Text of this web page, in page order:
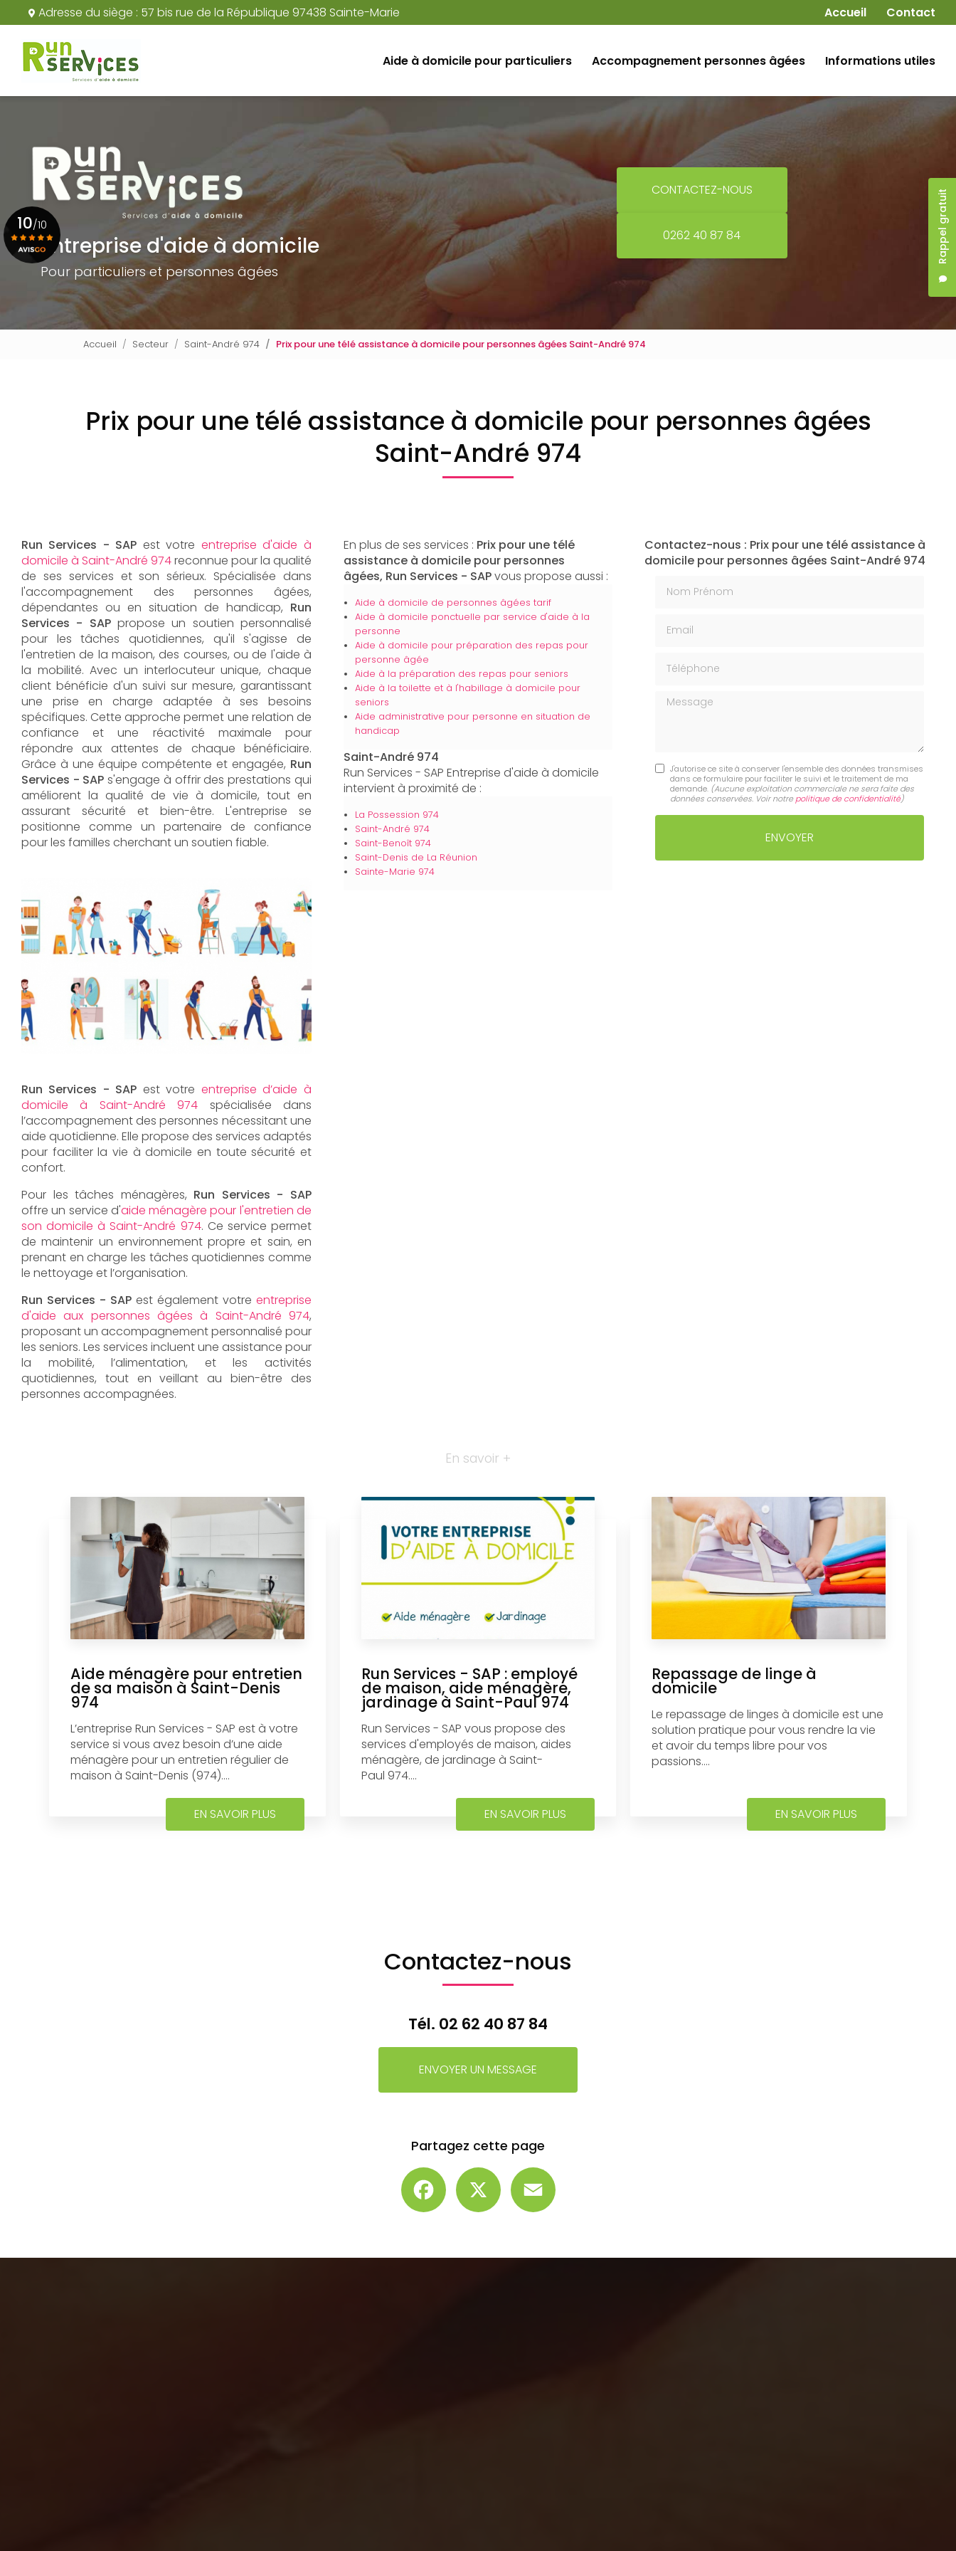
au
contenu
principal
Adresse du siège : 57 bis rue de la République 97438 Sainte-Marie Navigation secondaire
Accueil Contact
Rappel gratuit
Aide à domicile pour particuliers
Accompagnement personnes âgées Informations utiles
Entreprise d'aide à domicile
Pour particuliers et personnes âgées
CONTACTEZ-NOUS
0262 40 87 84
10/10
Voir le certificat
Accueil Secteur Saint-André 974 Prix pour une télé assistance à domicile pour personnes âgées Saint-André 974
Prix pour une télé assistance à domicile pour personnes âgées
Saint-André 974
Run Services - SAP est votre entreprise d'aide à
domicile à Saint-André 974reconnue pour la qualité
de ses services et son sérieux. Spécialisée dans
l'accompagnement des personnes âgées,
dépendantes ou en situation de handicap, Run
Services - SAP propose un soutien personnalisé
pour les tâches quotidiennes, qu'il s'agisse de
l'entretien de la maison, des courses, ou de l'aide à
la mobilité. Avec un interlocuteur unique, chaque
client bénéficie d'un suivi sur mesure, garantissant
une prise en charge adaptée à ses besoins
spécifiques. Cette approche permet une relation de
confiance et une réactivité maximale pour
répondre aux attentes de chaque bénéficiaire.
Grâce à une équipe compétente et engagée, Run
Services - SAPs'engage à offrir des prestations qui
améliorent la qualité de vie à domicile, tout en
assurant sécurité et bien-être. L'entreprise se
positionne comme un partenaire de confiance
pour les familles cherchant un soutien fiable.
Run Services - SAP est votre entreprise d’aide à
domicile à Saint-André 974 spécialisée dans
l’accompagnement des personnes nécessitant une
aide quotidienne. Elle propose des services adaptés
pour faciliter la vie à domicile en toute sécurité et
confort.
Pour les tâches ménagères, Run Services - SAP
offre un service d'aide ménagère pour l'entretien de
son domicile à Saint-André 974. Ce service permet
de maintenir un environnement propre et sain, en
prenant en charge les tâches quotidiennes comme
le nettoyage et l’organisation.
Run Services - SAP est également votre entreprise
d'aide aux personnes âgées à Saint-André 974,
proposant un accompagnement personnalisé pour
les seniors. Les services incluent une assistance pour
la mobilité, l’alimentation, et les activités
quotidiennes, tout en veillant au bien-être des
personnes accompagnées.
En plus de ses services : Prix pour une télé
assistance à domicile pour personnes
âgées, Run Services - SAPvous propose aussi :
Aide à domicile de personnes âgées tarif
Aide à domicile ponctuelle par service d'aide à la
personne
Aide à domicile pour préparation des repas pour
personne âgée
Aide à la préparation des repas pour seniors
Aide à la toilette et à l'habillage à domicile pour
seniors
Aide administrative pour personne en situation de
handicap
Saint-André 974
Run Services - SAP Entreprise d'aide à domicile
intervient à proximité de :
La Possession 974
Saint-André 974
Saint-Benoît 974
Saint-Denis de La Réunion
Sainte-Marie 974
Contactez-nous : Prix pour une télé assistance à
domicile pour personnes âgées Saint-André 974
Message
J'autorise ce site à conserver l'ensemble des données transmises
dans ce formulaire pour faciliter le suivi et le traitement de ma
demande. (Aucune exploitation commerciale ne sera faite des
données conservées. Voir notre politique de confidentialité)
En savoir +
Aide ménagère pour entretien
de sa maison à Saint-Denis
974
L’entreprise Run Services - SAP est à votre
service si vous avez besoin d’une aide
ménagère pour un entretien régulier de
maison à Saint-Denis (974)....
EN SAVOIR PLUS
Run Services - SAP : employé
de maison, aide ménagère,
jardinage à Saint-Paul 974
Run Services - SAP vous propose des
services d'employés de maison, aides
ménagère, de jardinage à Saint-
Paul 974....
EN SAVOIR PLUS
Repassage de linge à
domicile
Le repassage de linges à domicile est une
solution pratique pour vous rendre la vie
et avoir du temps libre pour vos
passions....
EN SAVOIR PLUS
Contactez-nous
Tél. 02 62 40 87 84
ENVOYER UN MESSAGE
Partagez cette page
Facebook